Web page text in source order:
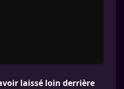
laissé loin derrière